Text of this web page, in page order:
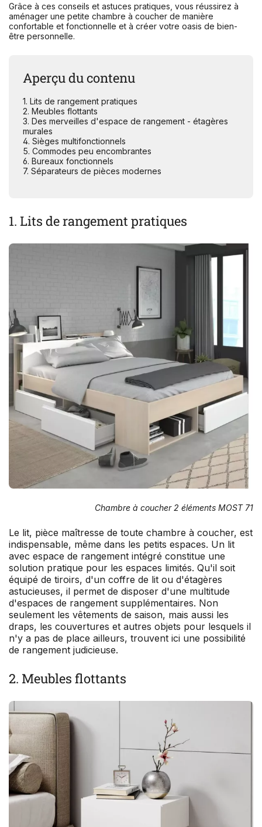
Grâce à ces conseils et astuces pratiques, vous réussirez à
aménager une petite chambre à coucher de manière
confortable et fonctionnelle et à créer votre oasis de bien-
être personnelle.
Aperçu du contenu
1. Lits de rangement pratiques
2. Meubles flottants
3. Des merveilles d'espace de rangement - étagères
murales
4. Sièges multifonctionnels
5. Commodes peu encombrantes
6. Bureaux fonctionnels
7. Séparateurs de pièces modernes
1. Lits de rangement pratiques
Chambre à coucher 2 éléments MOST 71
Le lit, pièce maîtresse de toute chambre à coucher, est
indispensable, même dans les petits espaces. Un lit
avec espace de rangement intégré constitue une
solution pratique pour les espaces limités. Qu'il soit
équipé de tiroirs, d'un coffre de lit ou d'étagères
astucieuses, il permet de disposer d'une multitude
d'espaces de rangement supplémentaires. Non
seulement les vêtements de saison, mais aussi les
draps, les couvertures et autres objets pour lesquels il
n'y a pas de place ailleurs, trouvent ici une possibilité
de rangement judicieuse.
2. Meubles flottants